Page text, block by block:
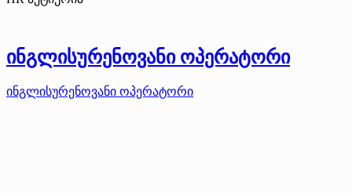
ინგლისურენოვანი ოპერატორი
ინგლისურენოვანი ოპერატორი